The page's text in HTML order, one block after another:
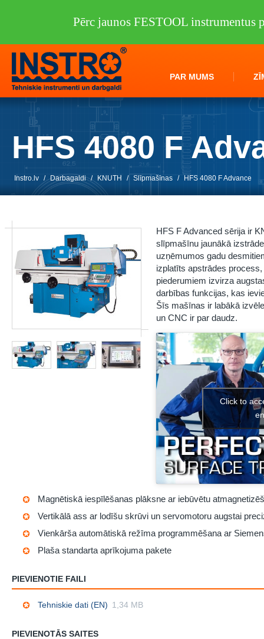
PAR MUMS
HFS 4080 F
Instro.lv / Darbagaldi / KNUTH / Slīpmašīnas / HFS 4080 F Advance
HFS F Advanced sērija ir
slīpmašīnu jaunākā
uzņēmumos gadu
izplatīts apstrādes
piederumiem izvirza
darbības funkcijas, kas
Šīs mašīnas ir labākā
un CNC ir par daudz.
Click to
Magnētiskā iespīlēšanas plāksne ar iebūvētu
Vertikālā ass ar lodīšu skrūvi un servomotoru augstai
Vienkārša automātiskā režīma programmēšana ar
Plaša standarta aprīkojuma pakete
PIEVIENOTIE FAILI
Tehniskie dati (EN) 1,34 MB
PIEVIENOTĀS SAITES
Pērc jaunos FESTOOL instrumentus